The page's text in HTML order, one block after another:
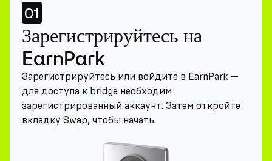
01
Зарегистрируйтесь на
EarnPark
Зарегистрируйтесь или войдите в EarnPark —
для доступа к bridge необходим
зарегистрированный аккаунт. Затем откройте
вкладку Swap, чтобы начать.